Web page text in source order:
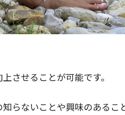
させることが可能です。
らないことや興味のあるこ